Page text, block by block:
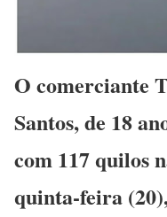
O comerciante
Santos, de 18
com 117 quilos
quinta-feira